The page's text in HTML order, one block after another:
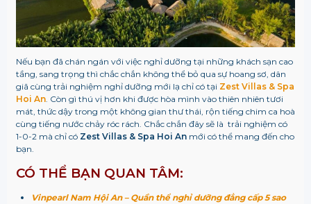
Nếu bạn đã chán ngán với việc nghỉ dưỡng tại những khách sạn cao
tầng, sang trọng thì chắc chắn không thể bỏ qua sự hoang sơ, dân
giã cùng trải nghiệm nghỉ dưỡng mới lạ chỉ có tại Zest Villas & Spa
Hoi An. Còn gì thú vị hơn khi được hòa mình vào thiên nhiên tươi
mát, thức dậy trong một không gian thư thái, rộn tiếng chim ca hoà
cùng tiếng nước chảy róc rách. Chắc chắn đây sẽ là trải nghiệm có
1-0-2 mà chỉ có Zest Villas & Spa Hoi Anmới có thể mang đến cho
bạn.
CÓ THỂ BẠN QUAN TÂM:
Vinpearl Nam Hội An – Quần thể nghỉ dưỡng đẳng cấp 5 sao